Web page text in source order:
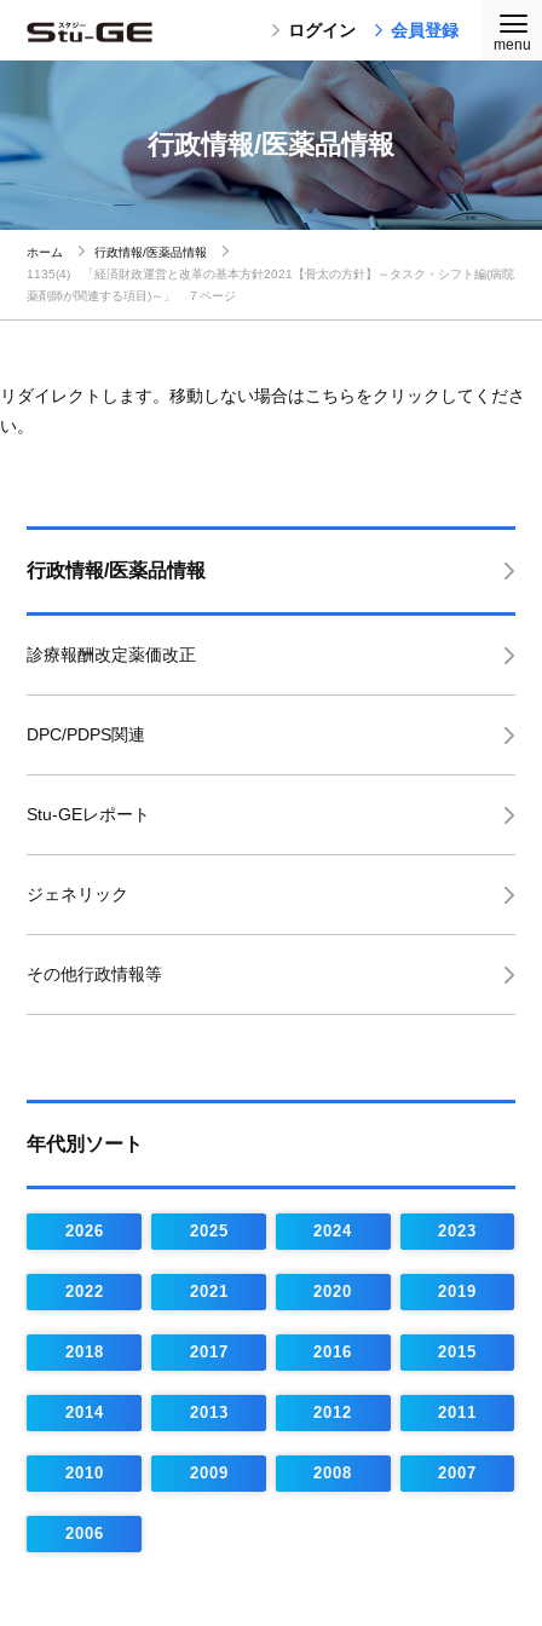
ログイン 会員登録
行政情報/医薬品情報
ホーム
行政情報/医薬品情報
1135(4) 「経済財政運営と改革の基本方針2021【骨太の方針】～タスク・シフト編(病院
薬剤師が関連する項目)～」 ７ページ
リダイレクトします。移動しない場合はこちらをクリックしてくださ
い。
行政情報/医薬品情報
診療報酬改定薬価改正
DPC/PDPS関連
Stu-GEレポート
ジェネリック
その他行政情報等
年代別ソート
2026 2025 2024 2023
2022 2021 2020 2019
2018 2017 2016 2015
2014 2013 2012 2011
2010 2009 2008 2007
2006